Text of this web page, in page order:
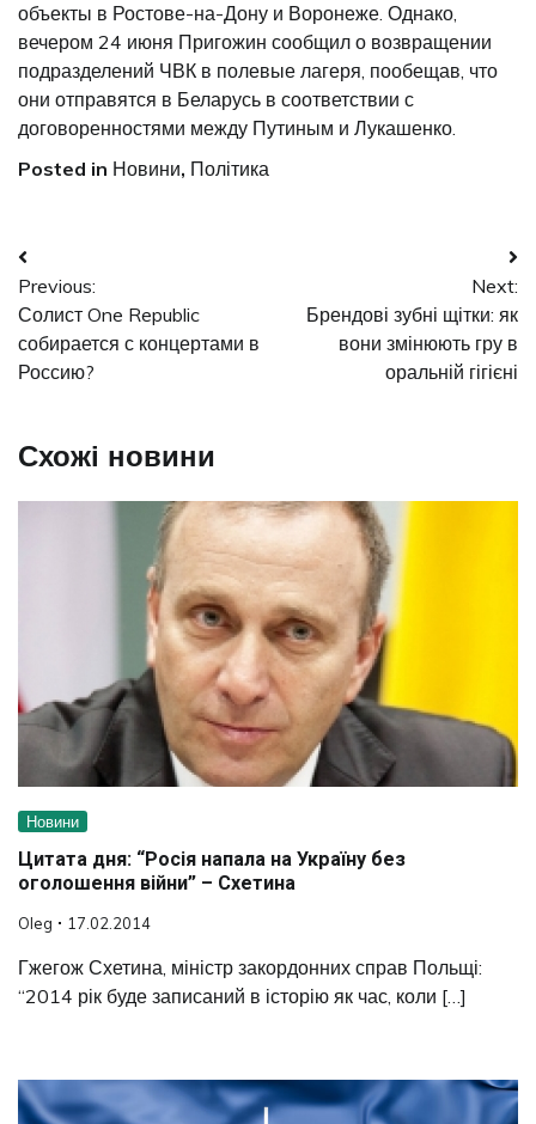
объекты в Ростове-на-Дону и Воронеже. Однако,
вечером 24 июня Пригожин сообщил о возвращении
подразделений ЧВК в полевые лагеря, пообещав, что
они отправятся в Беларусь в соответствии с
договоренностями между Путиным и Лукашенко.
Posted in Новини, Політика
Навігація
записів
Previous:
Солист One Republic
собирается с концертами в
Россию?
Next:
Брендові зубні щітки: як
вони змінюють гру в
оральній гігієні
Схожі новини
Новини
Цитата дня: “Росія напала на Україну без
оголошення війни” – Схетина
Oleg 17.02.2014
Гжегож Схетина, міністр закордонних справ Польщі:
“2014 рік буде записаний в історію як час, коли […]